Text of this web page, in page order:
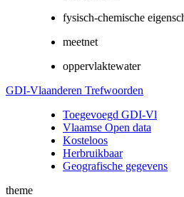
fysisch-chemische
meetnet
oppervlaktewater
GDI-Vlaanderen Trefwoorden
Toegevoegd GDI-Vl
Vlaamse Open data
Kosteloos
Herbruikbaar
Geografische gegevens
theme